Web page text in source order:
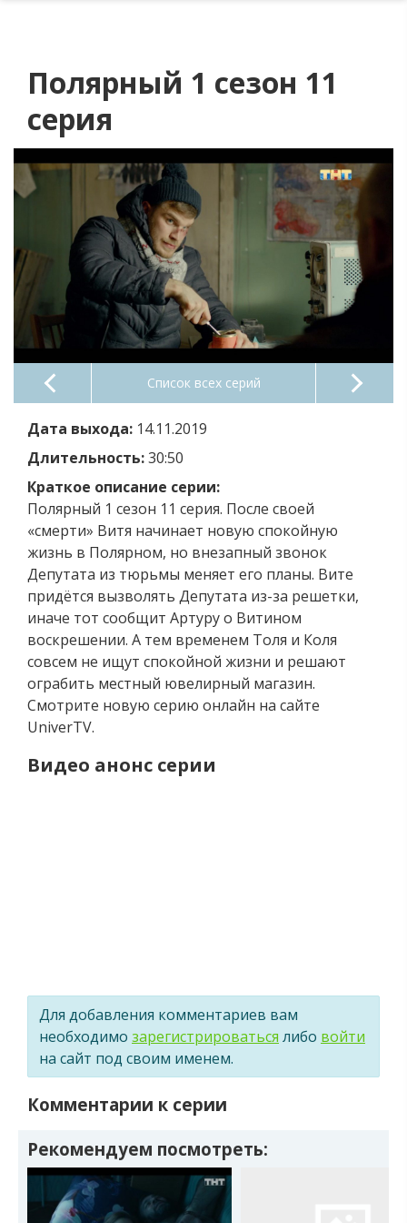
Полярный 1 сезон 11
серия
Список всех серий
Дата выхода: 14.11.2019
Длительность:30:50
Краткое описание серии:
Полярный 1 сезон 11 серия. После своей
«смерти» Витя начинает новую спокойную
жизнь в Полярном, но внезапный звонок
Депутата из тюрьмы меняет его планы. Вите
придётся вызволять Депутата из-за решетки,
иначе тот сообщит Артуру о Витином
воскрешении. А тем временем Толя и Коля
совсем не ищут спокойной жизни и решают
ограбить местный ювелирный магазин.
Смотрите новую серию онлайн на сайте
UniverTV.
Видео анонс серии
Для добавления комментариев вам
необходимо зарегистрироваться либо войти
на сайт под своим именем.
Комментарии к серии
Рекомендуем посмотреть: